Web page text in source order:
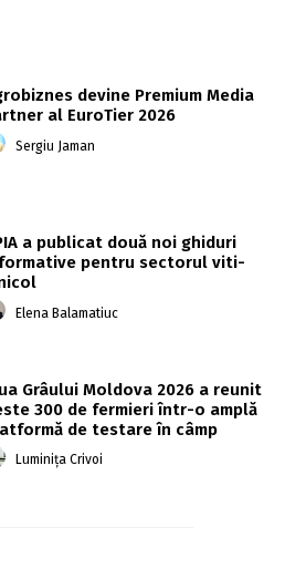
devine Premium Media
al EuroTier 2026
Sergiu Jaman
a publicat două noi ghiduri
pentru sectorul viti-
Elena Balamatiuc
Grâului Moldova 2026 a reunit
300 de fermieri într-o amplă
de testare în câmp
Luminița Crivoi